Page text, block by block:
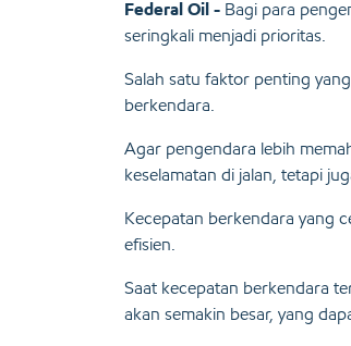
Federal Oil - Bagi para
seringkali menjadi prioritas.
Salah satu faktor penting
berkendara.
Agar pengendara lebih
keselamatan di jalan, tetapi
Kecepatan berkendara yang
efisien.
Saat kecepatan berkendara
akan semakin besar, yang